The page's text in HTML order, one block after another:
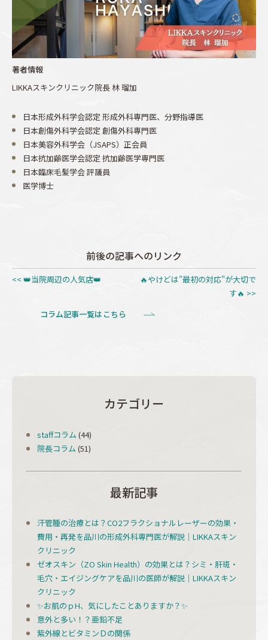
著者情報
LIKKAスキンクリニック院長 林 瑠加
日本形成外科学会認定 形成外科専門医、分野指導医
日本創傷外科学会認定 創傷外科専門医
日本美容外科学会（JSAPS）正会員
日本抗加齢医学会認定 抗加齢医学専門医
日本臨床毛髪学会 評議員
医学博士
前後の記事へのリンク
<< 👑当院周辺の人気店👑
🔥やけどは”最初の対応”が大切で
す🔥 >>
コラム記事一覧はこちら
カテゴリー
staffコラム (44)
院長コラム (51)
最新記事
汗管腫の治療とは？CO2フラクショナルレーザーの効果・
費用・再発を品川の形成外科専門医が解説｜LIKKAスキン
クリニック
ゼオスキン（ZO Skin Health）の効果とは？シミ・肝斑・
毛穴・エイジングケアを品川の医師が解説｜LIKKAスキン
クリニック
✨お肌のｐH、気にしたことありますか？✨
意外と多い！？亜鉛不足
紫外線とビタミンＤの関係